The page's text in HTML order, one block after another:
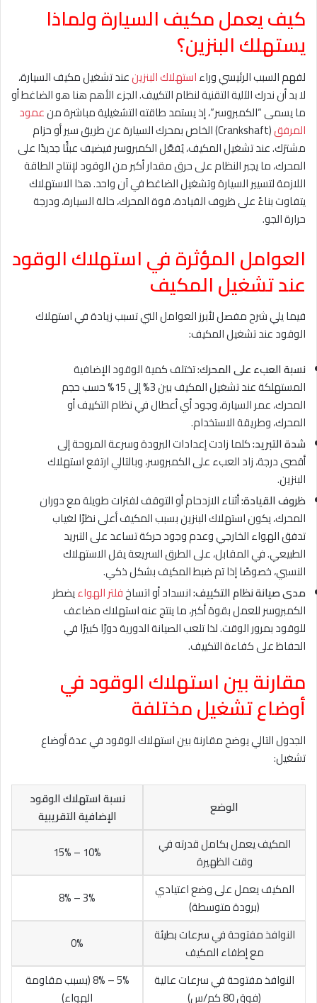
كيف يعمل مكيف السيارة ولماذا
يستهلك البنزين؟
لفهم السبب الرئيسي وراءاستهلاك البنزينعند تشغيل مكيف السيارة،
لا بد أن ندرك الآلية التقنية لنظام التكييف. الجزء الأهم هنا هو الضاغط أو
ما يسمى “الكمبروسر”، إذ يستمد طاقته التشغيلية مباشرة منعمود
المرفق
(Crankshaft) الخاص بمحرك السيارة عن طريق سير أو حزام
مشترَك. عند تشغيل المكيف، يُفعَّل الكمبروسر فيضيف عبئًا جديدًا على
المحرك، ما يجبر النظام على حرق مقدار أكبر من الوقود لإنتاج الطاقة
اللازمة لتسيير السيارة وتشغيل الضاغط في آن واحد. هذا الاستهلاك
يتفاوت بناءً على ظروف القيادة، قوة المحرك، حالة السيارة، ودرجة
حرارة الجو.
العوامل المؤثرة في استهلاك الوقود
عند تشغيل المكيف
فيما يلي شرح مفصل لأبرز العوامل التي تسبب زيادة في استهلاك
الوقود عند تشغيل المكيف:
نسبة العبء على المحرك:تختلف كمية الوقود الإضافية
المستهلكة عند تشغيل المكيف بين 3% إلى 15% حسب حجم
المحرك، عمر السيارة، وجود أي أعطال في نظام التكييف أو
المحرك، وطريقة الاستخدام.
شدة التبريد:كلما زادت إعدادات البرودة وسرعة المروحة إلى
أقصى درجة، زاد العبء على الكمبروسر، وبالتالي ارتفع استهلاك
البنزين.
ظروف القيادة:أثناء الازدحام أو التوقف لفترات طويلة مع دوران
المحرك، يكون استهلاك البنزين بسبب المكيف أعلى نظرًا لغياب
تدفق الهواء الخارجي وعدم وجود حركة تساعد على التبريد
الطبيعي. في المقابل، على الطرق السريعة يقل الاستهلاك
النسبي، خصوصًا إذا تم ضبط المكيف بشكل ذكي.
مدى صيانة نظام التكييف:انسداد أو اتساخفلتر الهواءيضطر
الكمبروسر للعمل بقوة أكبر، ما ينتج عنه استهلاك مضاعف
للوقود بمرور الوقت. لذا تلعب الصيانة الدورية دورًا كبيرًا في
الحفاظ على كفاءة التكييف.
مقارنة بين استهلاك الوقود في
أوضاع تشغيل مختلفة
الجدول التالي يوضح مقارنة بين استهلاك الوقود في عدة أوضاع
تشغيل:
الوضع
نسبة استهلاك الوقود
الإضافية التقريبية
المكيف يعمل بكامل قدرته في
وقت الظهيرة
10% – 15%
المكيف يعمل على وضع اعتيادي
(برودة متوسطة)
3% – 8%
النوافذ مفتوحة في سرعات بطيئة
مع إطفاء المكيف
0%
النوافذ مفتوحة في سرعات عالية
(فوق 80 كم/س)
5% – 8% (بسبب مقاومة
الهواء)